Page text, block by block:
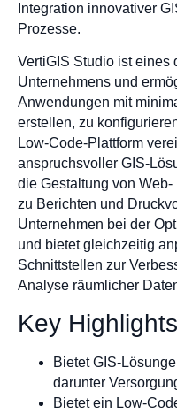
Integration innovativer
Prozesse.
VertiGIS Studio ist eines
Unternehmens und
Anwendungen mit
erstellen, zu
Low-Code-Plattform
anspruchsvoller GIS-
die Gestaltung von
zu Berichten und
Unternehmen bei der
und bietet gleichzeitig
Schnittstellen zur
Analyse räumlicher
Key Highlights
Bietet GIS-
darunter
Bietet ein Low-